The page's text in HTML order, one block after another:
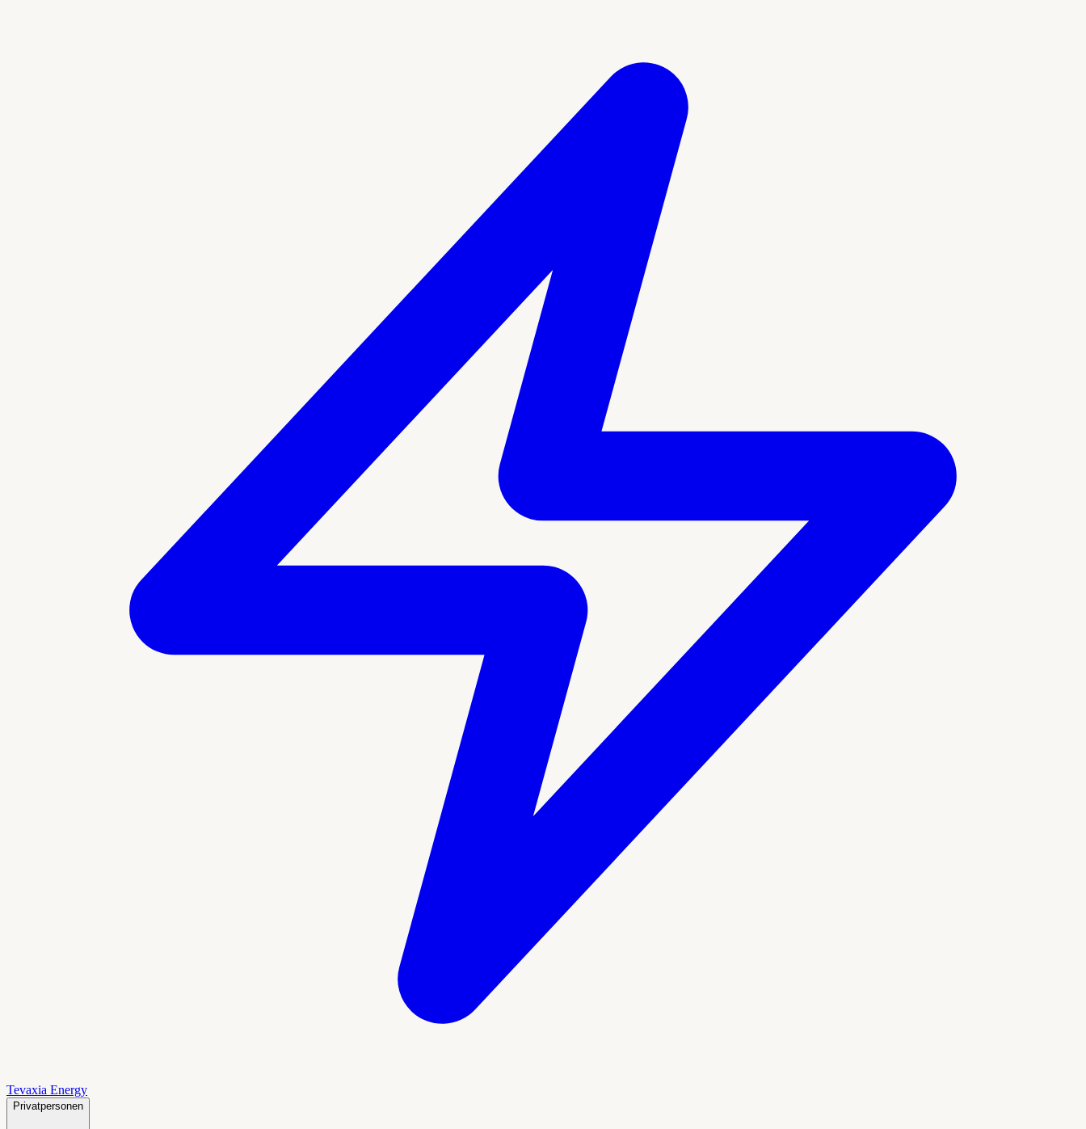
Tevaxia Energy
Privatpersonen